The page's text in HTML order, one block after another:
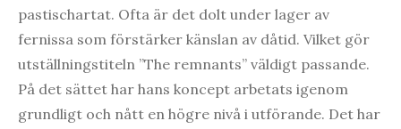
pastischartat. Ofta är det dolt under lager av
fernissa som förstärker känslan av dåtid. Vilket gör
utställningstiteln ”The remnants” väldigt passande.
På det sättet har hans koncept arbetats igenom
grundligt och nått en högre nivå i utförande. Det har